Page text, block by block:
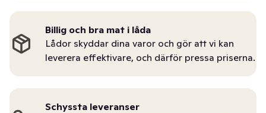
Billig och bra mat i låda
Lådor skyddar dina varor och gör att vi kan
leverera effektivare, och därför pressa priserna.
Schyssta leveranser